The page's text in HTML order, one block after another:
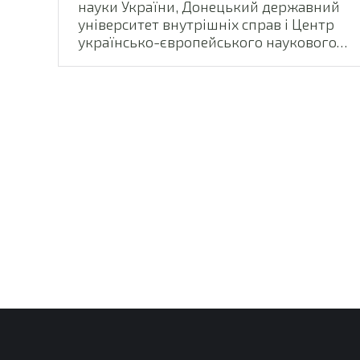
науки України, Донецький державний
університет внутрішніх справ і Центр
українсько-європейського наукового…